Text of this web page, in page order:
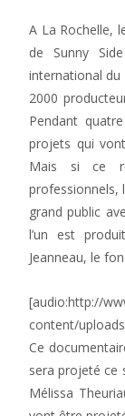
A La Rochelle,
de Sunny
international du
2000
Pendant
projets qui
Mais si ce
professionnels,
grand public
l’un est
Jeanneau, le
[audio:http://
content/
Ce
sera projeté ce
Mélissa